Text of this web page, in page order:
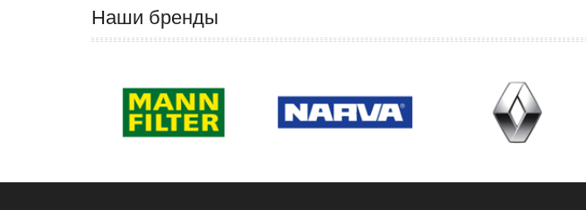
Наши бренды